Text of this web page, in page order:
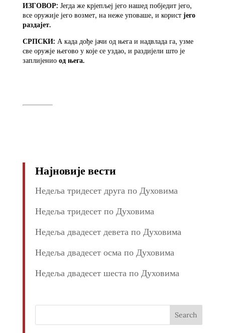
ИЗГОВОР: Јегда же крјепљеј јего нашед побједит јего,
все оружије јего возмет, на неже уповаше, и користјего
раздајет.
СРПСКИ: А када дође јачи од њега и надвлада га, узме
све оружје његово у које се уздао, и раздијели што је
заплијениоод њега.
Најновије вести
Недеља тридесет друга по Духовима
Недеља тридесет по Духовима
Недеља двадесет девета по Духовима
Недеља двадесет осма по Духовима
Недеља двадесет шеста по Духовима